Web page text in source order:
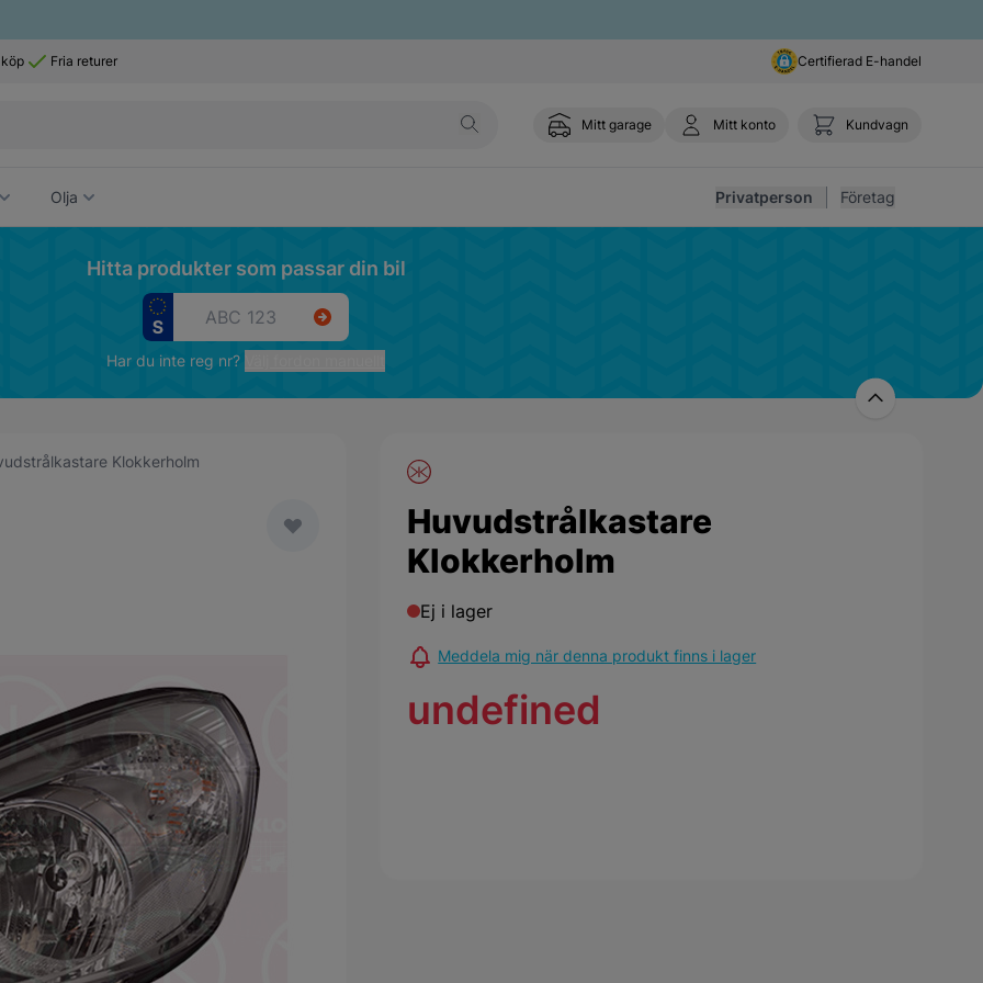
Fria returer Certifierad E-handel
Mitt garage Mitt konto Kundvagn
Olja Privatperson Företag
Hitta produkter som passar din bil
Har du inte reg nr?
Klokkerholm
Huvudstrålkastare
Klokkerholm
Ej i lager
Meddela mig när denna produkt finns i lager
undefined